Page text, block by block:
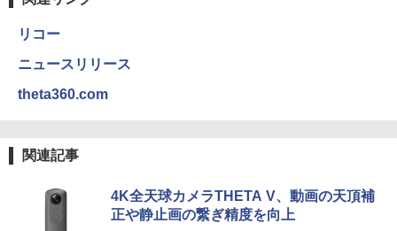
リコー
ニュースリリース
theta360.com
関連記事
4K全天球カメラTHETA V、動画の天頂補
正や静止画の繋ぎ精度を向上